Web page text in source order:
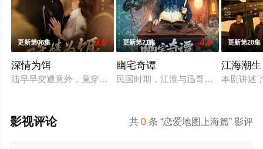
更新第06集 9.0
深情为饵
陆早早突遭意外，竟穿越成民国少夫人苏沐晚，醒来，却是丈
更新第21集 4.0
幽宅奇谭
民国时期，江淮与迅哥组成说书班子
更新第28集
江海潮生
本剧讲述
共0 条 “恋爱地图上海篇” 影评
影视评论